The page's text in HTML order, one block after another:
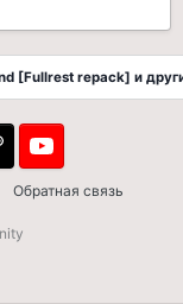
[Fullrest repack] и
Обратная связь
Youtube